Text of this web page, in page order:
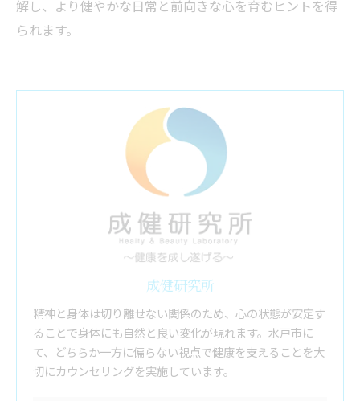
解し、より健やかな日常と前向きな心を育むヒントを得
られます。
成健研究所
精神と身体は切り離せない関係のため、心の状態が安定す
ることで身体にも自然と良い変化が現れます。水戸市に
て、どちらか一方に偏らない視点で健康を支えることを大
切にカウンセリングを実施しています。